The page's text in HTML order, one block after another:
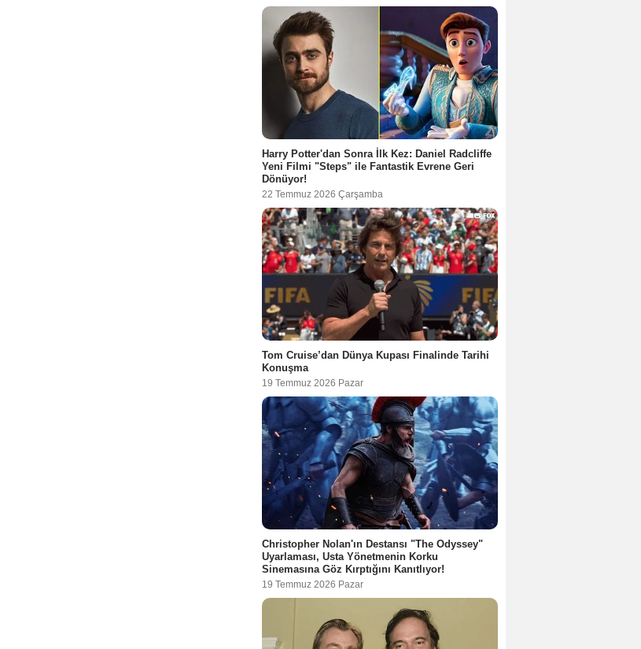
Harry Potter'dan Sonra İlk Kez: Daniel Radcliffe
Yeni Filmi "Steps" ile Fantastik Evrene Geri
Dönüyor!
22 Temmuz 2026 Çarşamba
Tom Cruise’dan Dünya Kupası Finalinde Tarihi
Konuşma
19 Temmuz 2026 Pazar
Christopher Nolan'ın Destansı "The Odyssey"
Uyarlaması, Usta Yönetmenin Korku
Sinemasına Göz Kırptığını Kanıtlıyor!
19 Temmuz 2026 Pazar